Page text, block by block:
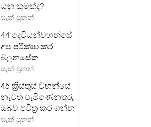
යනු කුමක්ද?
සැක් පූනන්
44 දෙවියන්වහන්සේ
අප පරීක්ෂා කර
බලනසේක
සැක් පූනන්
45 ක්‍රිස්තුස් වහන්සේ
නැවත පැමිණෙනතුරු
ඔබව පවිත්‍ර කර ගන්න
සැක් පූනන්